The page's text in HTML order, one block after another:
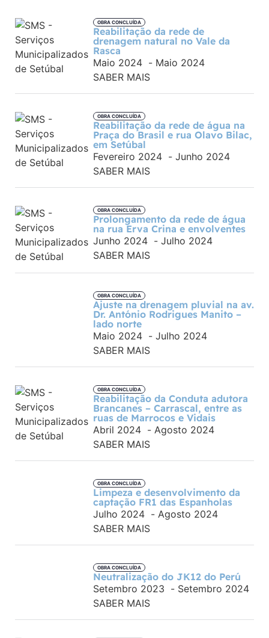
OBRA CONCLUÍDA
Reabilitação da rede de
drenagem natural no Vale da
Rasca
Maio 2024 - Maio 2024
SABER MAIS
OBRA CONCLUÍDA
Reabilitação da rede de água na
Praça do Brasil e rua Olavo Bilac,
em Setúbal
Fevereiro 2024 - Junho 2024
SABER MAIS
OBRA CONCLUÍDA
Prolongamento da rede de água
na rua Erva Crina e envolventes
Junho 2024 - Julho 2024
SABER MAIS
OBRA CONCLUÍDA
Ajuste na drenagem pluvial na av.
Dr. António Rodrigues Manito –
lado norte
Maio 2024 - Julho 2024
SABER MAIS
OBRA CONCLUÍDA
Reabilitação da Conduta adutora
Brancanes – Carrascal, entre as
ruas de Marrocos e Vidais
Abril 2024 - Agosto 2024
SABER MAIS
OBRA CONCLUÍDA
Limpeza e desenvolvimento da
captação FR1 das Espanholas
Julho 2024 - Agosto 2024
SABER MAIS
OBRA CONCLUÍDA
Neutralização do JK12 do Perú
Setembro 2023 - Setembro 2024
SABER MAIS